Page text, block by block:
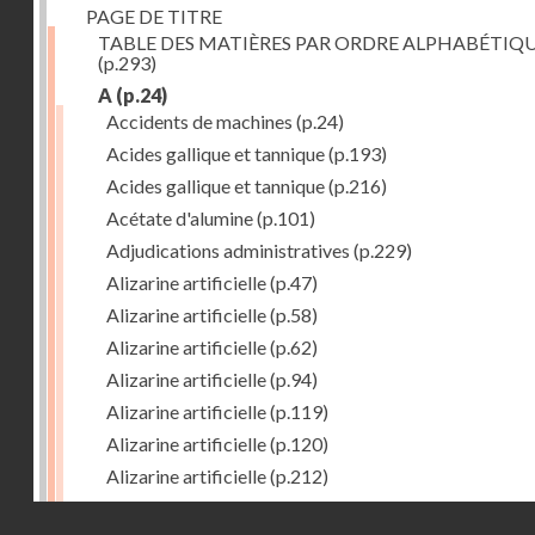
PAGE DE TITRE
TABLE DES MATIÈRES PAR ORDRE
(p.293)
A (p.24)
Accidents de machines (p.24)
Acides gallique et tannique(p.193)
Acides gallique et tannique(p.216)
Acétate d'alumine(p.101)
Adjudications administratives (p.229)
Alizarine artificielle(p.47)
Alizarine artificielle(p.58)
Alizarine artificielle(p.62)
Alizarine artificielle(p.94)
Alizarine artificielle(p.119)
Alizarine artificielle(p.120)
Alizarine artificielle(p.212)
Alizarine artificielle(p.256)